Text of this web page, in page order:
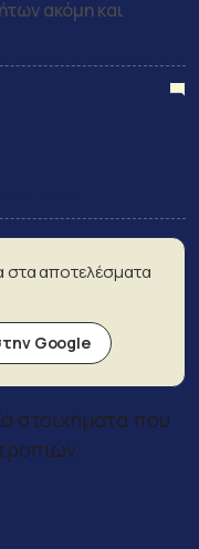
ακόμη και
αποτελέσματα
Google
στοιχήματα που